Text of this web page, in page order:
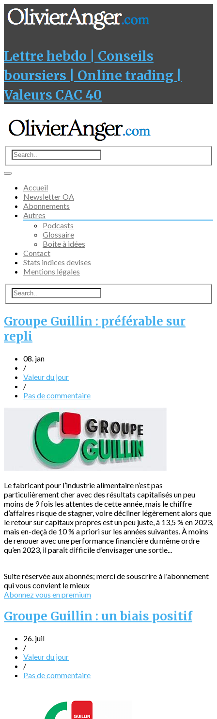
Lettre hebdo | Conseils
boursiers | Online trading |
Valeurs CAC 40
Accueil
Newsletter OA
Abonnements
Autres
Podcasts
Glossaire
Boite à idées
Contact
Stats indices devises
Mentions légales
Groupe Guillin : préférable sur
repli
08. jan
/
Valeur du jour
/
Pas de commentaire
Le fabricant pour l’industrie alimentaire n’est pas
particulièrement cher avec des résultats capitalisés un peu
moins de 9 fois les attentes de cette année, mais le chiffre
d’affaires risque de stagner, voire décliner légèrement alors que
le retour sur capitaux propres est un peu juste, à 13,5 % en 2023,
mais en-deçà de 10 % a priori sur les années suivantes. À moins
de renouer avec une performance financière du même ordre
qu’en 2023, il paraît difficile d’envisager une sortie...
Suite réservée aux abonnés; merci de souscrire à l'abonnement
qui vous convient le mieux
Abonnez vous en premium
Groupe Guillin : un biais positif
26. juil
/
Valeur du jour
/
Pas de commentaire